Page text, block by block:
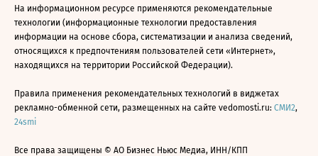
На информационном ресурсе применяются рекомендательные
технологии (информационные технологии предоставления
информации на основе сбора, систематизации и анализа сведений,
относящихся к предпочтениям пользователей сети «Интернет»,
находящихся на территории Российской Федерации).
Правила применения рекомендательных технологий в виджетах
рекламно-обменной сети, размещенных на сайте vedomosti.ru: СМИ2,
24smi
Все права защищены © АО Бизнес Ньюс Медиа, ИНН/КПП